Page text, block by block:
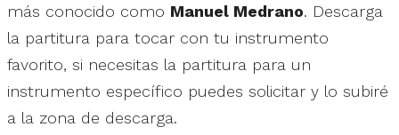
más conocido como Manuel Medrano. Descarga
la partitura para tocar con tu instrumento
favorito, si necesitas la partitura para un
instrumento específico puedes solicitar y lo subiré
a la zona de descarga.